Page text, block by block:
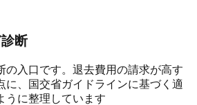
断
の入口です。退去費用の請求が高す
に、国交省ガイドラインに基づく適
うに整理しています